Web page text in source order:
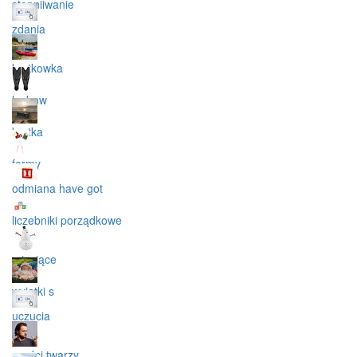
stopniiwanie
zdania
kartkowka
hwbnw
kartka
formy
odmiana have got
liczebniki porządkowe
miesiące
wyjątki s
uczucia